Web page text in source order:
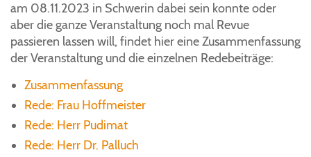
am 08.11.2023 in Schwerin dabei sein konnte oder
aber die ganze Veranstaltung noch mal Revue
passieren lassen will, findet hier eine Zusammenfassung
der Veranstaltung und die einzelnen Redebeiträge:
Zusammenfassung
Rede: Frau Hoffmeister
Rede: Herr Pudimat
Rede: Herr Dr. Palluch